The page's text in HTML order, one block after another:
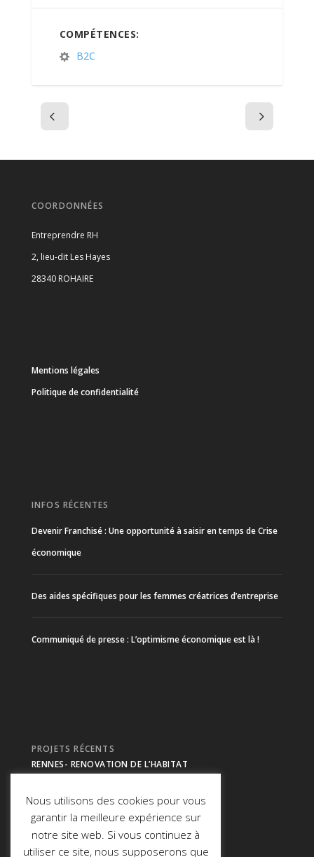
COMPÉTENCES:
B2C
COORDONNÉES
Entreprendre RH
2, lieu-dit Les Hayes
28340 ROHAIRE
Mentions légales
Politique de confidentialité
INFOS RÉCENTES
Devenir Franchisé : Une opportunité à saisir en temps de Crise
économique
Des aides spécifiques pour les femmes créatrices d’entreprise
Communiqué de presse : L’optimisme économique est là !
PROJETS RÉCENTS
RENNES- RENOVATION DE L’HABITAT
Morbihan- CHASSEUR DE TETES
REIMS- CHASSEUR DE TETES
Nous utilisons des cookies pour vous
garantir la meilleure expérience sur
notre site web. Si vous continuez à
utiliser ce site, nous supposerons que